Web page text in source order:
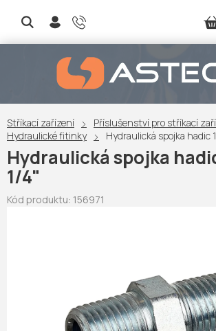
Hydraulická spojka
1/4"
Kód produktu: 156971
Stříkací zařízení
Příslušenství pro stříkací
Hydraulické fitinky
Hydraulická spojka hadic